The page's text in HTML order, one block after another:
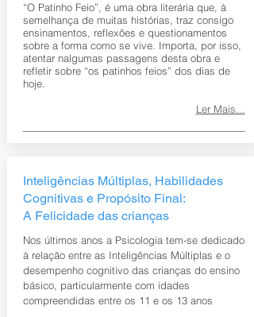
“O Patinho Feio”, é uma obra literária que, à
semelhança de muitas histórias, traz consigo
ensinamentos, reflexões e questionamentos
sobre a forma como se vive. Importa, por isso,
atentar nalgumas passagens desta obra e
refletir sobre “os patinhos feios” dos dias de
hoje.
Ler Mais...
Inteligências Múltiplas, Habilidades
Cognitivas e Propósito Final:
A Felicidade das crianças
Nos últimos anos a Psicologia tem-se dedicado
à relação entre as Inteligências Múltiplas e o
desempenho cognitivo das crianças do ensino
básico, particularmente com idades
compreendidas entre os 11 e os 13 anos